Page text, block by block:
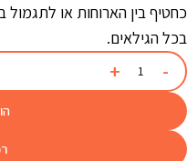
כחטיף בין הארוחות או
בכל הגילאים.